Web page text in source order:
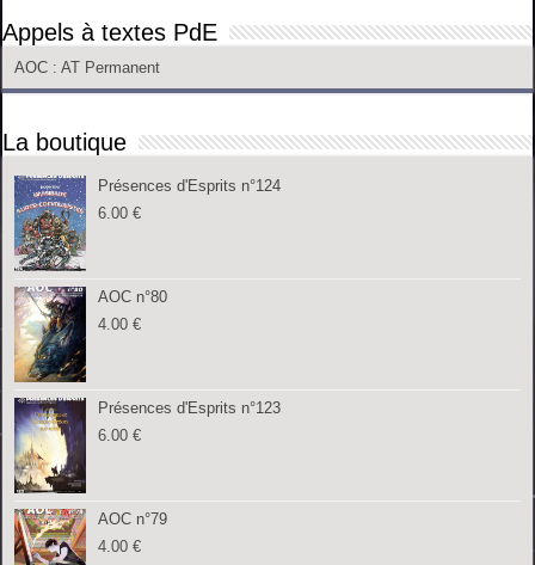
Appels à textes PdE
AOC : AT Permanent
La boutique
Présences d'Esprits n°124
6.00€
AOC n°80
4.00€
Présences d'Esprits n°123
6.00€
AOC n°79
4.00€